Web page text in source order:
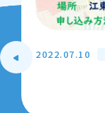
2022.07.10